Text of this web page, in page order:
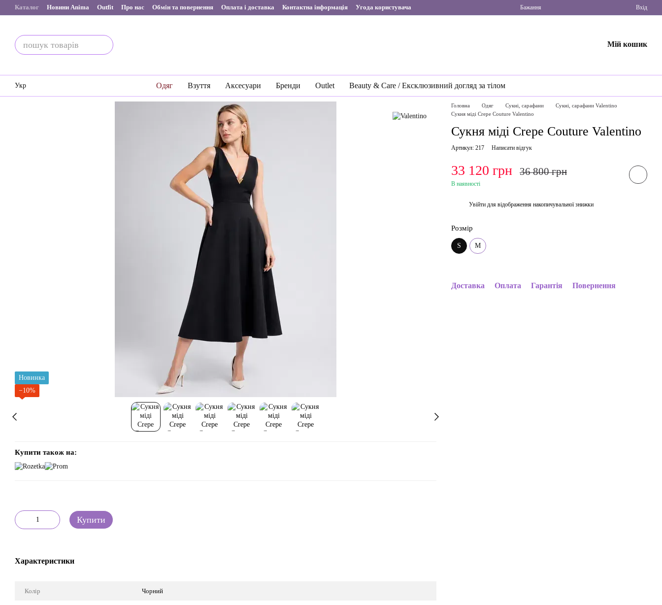
Перейти до основного контенту
Каталог Новини Anima Outfit Про нас Обмін та повернення Оплата і доставка Контактна інформація Угода користувача Бажання Вхід
Мій кошик
Укр Одяг Взуття Аксесуари Бренди Outlet Beauty & Care / Ексклюзивний догляд за тілом
Головна Одяг Сукні, сарафани
Сукні, сарафани Valentino
Сукня міді Crepe Couture Valentino
Сукня міді Crepe Couture Valentino
Артикул: 217 Написати відгук
33 120 грн 36 800 грн
В наявності
Увійти для відображення накопичувальної знижки
Розмір
S M
Доставка Оплата Гарантія Повернення
Новинка
−10%
Купити також на:
Купити
Характеристики
Колір Чорний